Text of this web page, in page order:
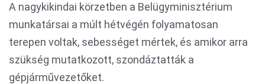
A nagykikindai körzetben a Belügyminisztérium
munkatársai a múlt hétvégén folyamatosan
terepen voltak, sebességet mértek, és amikor arra
szükség mutatkozott, szondáztatták a
gépjárművezetőket.